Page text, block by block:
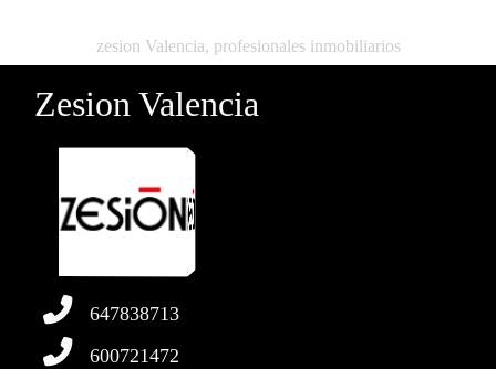
zesion Valencia, profesionales inmobiliarios
Zesion Valencia
647838713
600721472